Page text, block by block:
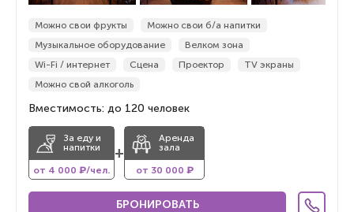
Можно свои фрукты
Можно свои б/а напитки
Музыкальное оборудование
Велком зона
Wi-Fi / интернет
Сцена Проектор
TV экраны
Можно свой алкоголь
Вместимость: до 120 человек
За еду и
напитки
от 4 000 ₽/чел.
+
Аренда
зала
от 30 000 ₽
БРОНИРОВАТЬ